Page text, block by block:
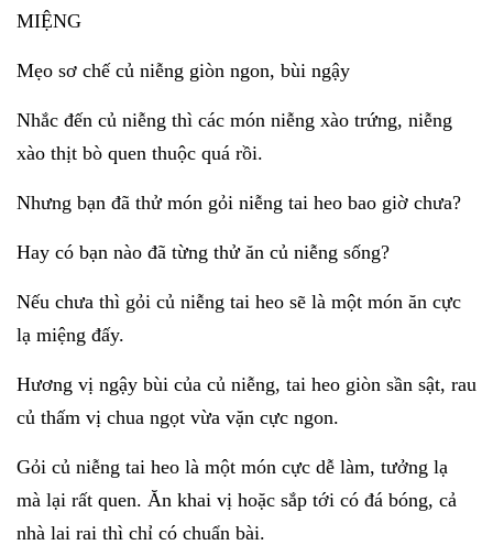
MIỆNG
Mẹo sơ chế củ niễng giòn ngon, bùi ngậy
Nhắc đến củ niễng thì các món niễng xào trứng, niễng
xào thịt bò quen thuộc quá rồi.
Nhưng bạn đã thử món gỏi niễng tai heo bao giờ chưa?
Hay có bạn nào đã từng thử ăn củ niễng sống?
Nếu chưa thì gỏi củ niễng tai heo sẽ là một món ăn cực
lạ miệng đấy.
Hương vị ngậy bùi của củ niễng, tai heo giòn sần sật, rau
củ thấm vị chua ngọt vừa vặn cực ngon.
Gỏi củ niễng tai heo là một món cực dễ làm, tưởng lạ
mà lại rất quen. Ăn khai vị hoặc sắp tới có đá bóng, cả
nhà lai rai thì chỉ có chuẩn bài.